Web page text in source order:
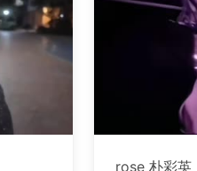
rose 朴彩英